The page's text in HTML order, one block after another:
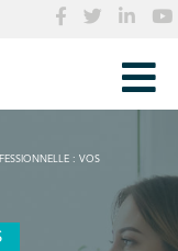
: VOS